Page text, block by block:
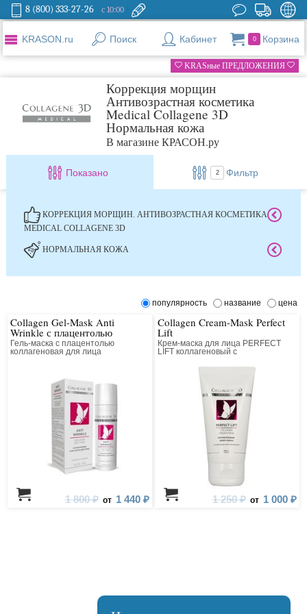
8 (800) 333-27-26 с 10:00
KRASON.ru Поиск Кабинет 0 Корзина
KRASные ПРЕДЛОЖЕНИЯ
Коррекция морщин
Антивозрастная косметика
Medical Collagene 3D
Нормальная кожа
В магазине КРАСОН.ру
Показано 2 Фильтр
КОРРЕКЦИЯ МОРЩИН. АНТИВОЗРАСТНАЯ КОСМЕТИКА
MEDICAL COLLAGENE 3D
НОРМАЛЬНАЯ КОЖА
популярность название цена
Collagen Gel-Mask Anti
Wrinkle с плацентолью
Гель-маска с плацентолью
коллагеновая для лица
1 800 ₽ от 1 440 ₽
Collagen Cream-Mask Perfect
Lift
Крем-маска для лица PERFECT
LIFT коллагеновый с
1 250 ₽ от 1 000 ₽